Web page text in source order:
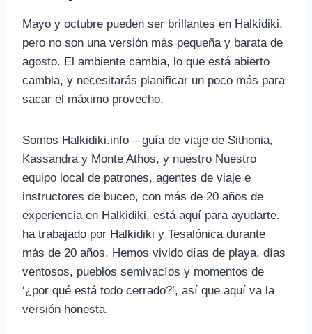
Mayo y octubre pueden ser brillantes en Halkidiki,
pero no son una versión más pequeña y barata de
agosto. El ambiente cambia, lo que está abierto
cambia, y necesitarás planificar un poco más para
sacar el máximo provecho.
Somos Halkidiki.info – guía de viaje de Sithonia,
Kassandra y Monte Athos, y nuestro Nuestro
equipo local de patrones, agentes de viaje e
instructores de buceo, con más de 20 años de
experiencia en Halkidiki, está aquí para ayudarte.
ha trabajado por Halkidiki y Tesalónica durante
más de 20 años. Hemos vivido días de playa, días
ventosos, pueblos semivacíos y momentos de
‘¿por qué está todo cerrado?’, así que aquí va la
versión honesta.